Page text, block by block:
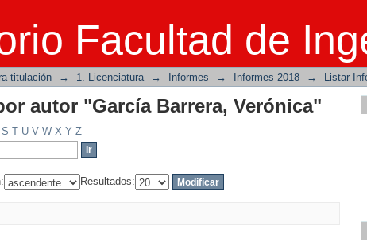
Facultad de
autor "García Barrera, Verónica"
titulación → 1. Licenciatura → Informes → Informes 2018 → Listar
autor "García Barrera, Verónica"
S T U V W X Y Z
Resultados: